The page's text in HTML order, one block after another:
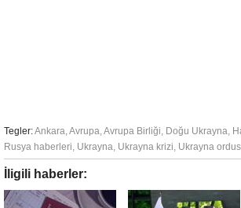
Tegler:Ankara Avrupa Avrupa Birliği Doğu Ukrayna
Rusya haberleri Ukrayna Ukrayna krizi Ukrayna
İligili haberler: